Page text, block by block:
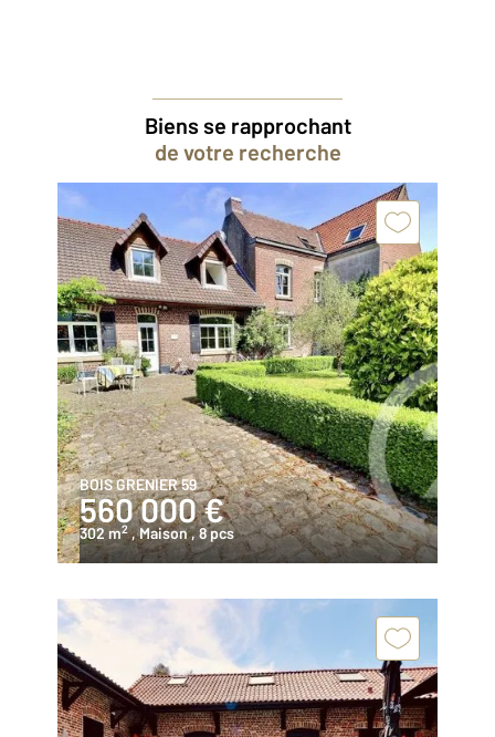
Biens se rapprochant
de votre recherche
BOIS GRENIER 59
560 000 €
302 m2 , Maison, 8 pcs